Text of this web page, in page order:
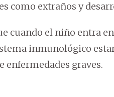
como extraños y
cuando el niño entra
inmunológico
enfermedades graves.